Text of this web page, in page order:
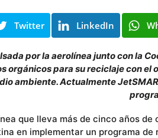
s
Twitter LinkedIn
por la aerolínea junto con la
orgánicos para su reciclaje con
ambiente. Actualmente
que lleva más de cinco años
en implementar un programa